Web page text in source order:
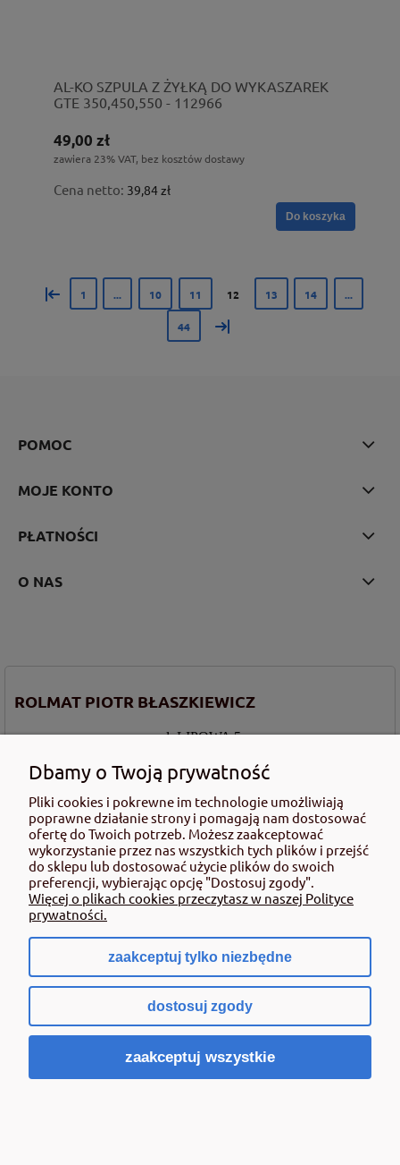
AL-KO SZPULA Z ŻYŁKĄ DO WYKASZAREK
GTE 350,450,550 - 112966
49,00 zł
zawiera 23% VAT, bez kosztów dostawy
Cena netto: 39,84 zł
Do koszyka
« 1 ... 10 11 12 13 14 ...
44 »
POMOC
MOJE KONTO
PŁATNOŚCI
O NAS
ROLMAT PIOTR BŁASZKIEWICZ
ul. LIPOWA 5
NIP: 8882657969
PRACUJEMY
Poniedziałek - Piątek: 07:30 – 16:00
Sobota: 08:00 - 13:30
DZIAŁ ROLNICZY
54 237 15 35
+48 662 108 693
sklep@rolmat.pl
Dbamy o Twoją prywatność
Pliki cookies i pokrewne im technologie umożliwiają
poprawne działanie strony i pomagają nam dostosować
ofertę do Twoich potrzeb. Możesz zaakceptować
wykorzystanie przez nas wszystkich tych plików i przejść
do sklepu lub dostosować użycie plików do swoich
preferencji, wybierając opcję "Dostosuj zgody".
Więcej o plikach cookies przeczytasz w naszej Polityce
prywatności.
zaakceptuj tylko niezbędne
dostosuj zgody
zaakceptuj wszystkie